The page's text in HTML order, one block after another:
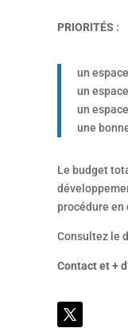
PRIORITÉS :
un
un
un
une
Le budget
procédure en
Consultez le
Contact et +